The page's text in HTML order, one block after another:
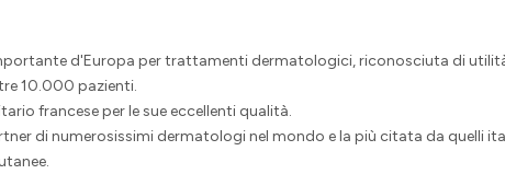
d'Europa per trattamenti dermatologici, riconosciuta di
10.000 pazienti.
francese per le sue eccellenti qualità.
di numerosissimi dermatologi nel mondo e la più citata da quelli